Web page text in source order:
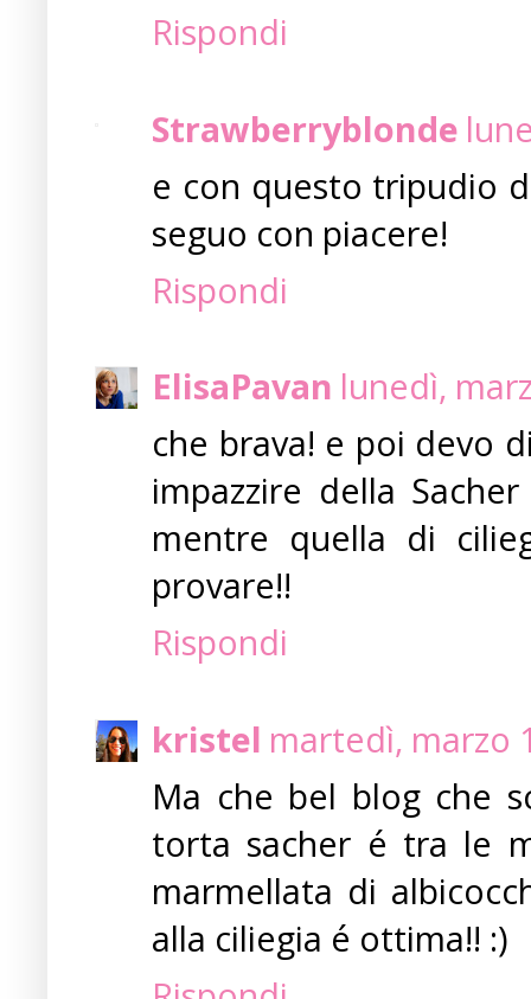
Rispondi
Strawberryblonde
e con questo tripudio
seguo con piacere!
Rispondi
ElisaPavan lunedì,
che brava! e poi devo
impazzire della
mentre quella di
provare!!
Rispondi
kristel martedì, marzo
Ma che bel blog che
torta sacher é tra le
marmellata di
alla ciliegia é ottima!! :)